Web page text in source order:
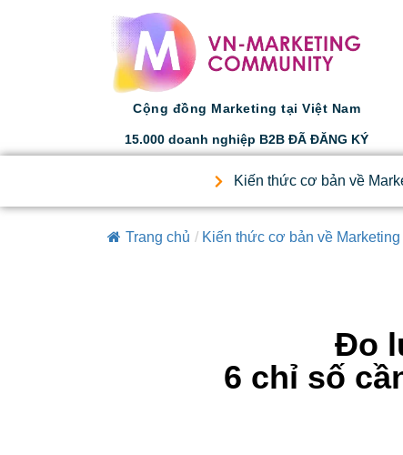
Cộng đồng Marketing tại Việt Nam
15.000 doanh nghiệp B2B ĐÃ ĐĂNG KÝ
Kiến thức cơ bản về
Trang chủ / Kiến thức cơ bản về Marketing
Đo
6 chỉ số